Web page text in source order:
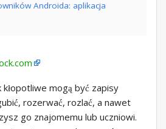
Androida: aplikacja
kłopotliwe mogą być zapisy
rozerwać, rozlać, a nawet
go znajomemu lub uczniowi.